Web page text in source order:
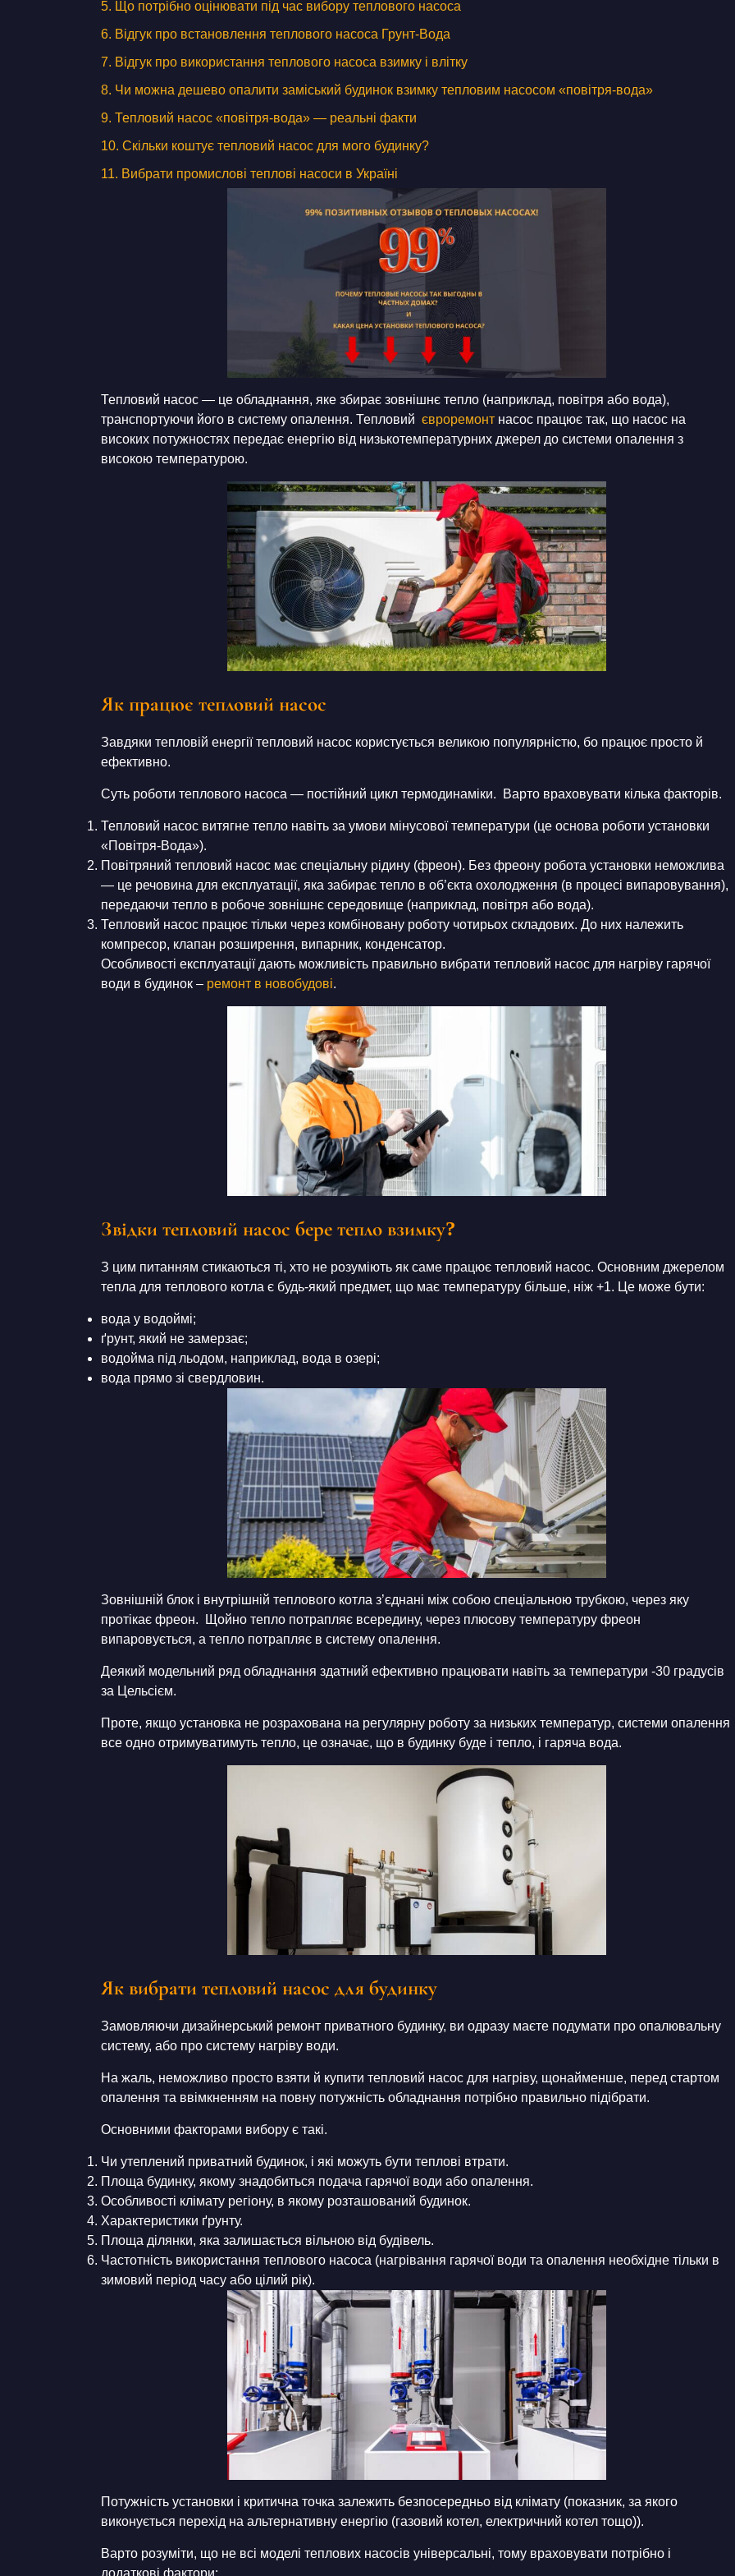
Дизайн коридору
5. Що потрібно оцінювати під час вибору теплового насоса
6. Відгук про встановлення теплового насоса Грунт-Вода
7. Відгук про використання теплового насоса взимку і влітку
8. Чи можна дешево опалити заміський будинок взимку тепловим насосом «повітря-вода»
9. Тепловий насос «повітря-вода» — реальні факти
10. Скільки коштує тепловий насос для мого будинку?
11. Вибрати промислові теплові насоси в Україні
Тепловий насос — це обладнання, яке збирає зовнішнє тепло (наприклад, повітря або вода),
транспортуючи його в систему опалення. Тепловий євроремонтнасос працює так, що насос на
високих потужностях передає енергію від низькотемпературних джерел до системи опалення з
високою температурою.
Як працює тепловий насос
Завдяки тепловій енергії тепловий насос користується великою популярністю, бо працює просто й
ефективно.
Суть роботи теплового насоса — постійний цикл термодинаміки. Варто враховувати кілька факторів.
Тепловий насос витягне тепло навіть за умови мінусової температури (це основа роботи установки
«Повітря-Вода»).
Повітряний тепловий насос має спеціальну рідину (фреон). Без фреону робота установки неможлива
— це речовина для експлуатації, яка забирає тепло в об’єкта охолодження (в процесі випаровування),
передаючи тепло в робоче зовнішнє середовище (наприклад, повітря або вода).
Тепловий насос працює тільки через комбіновану роботу чотирьох складових. До них належить
компресор, клапан розширення, випарник, конденсатор.
Особливості експлуатації дають можливість правильно вибрати тепловий насос для нагріву гарячої
води в будинок – ремонт в новобудові.
Звідки тепловий насос бере тепло взимку?
З цим питанням стикаються ті, хто не розуміють як саме працює тепловий насос. Основним джерелом
тепла для теплового котла є будь-який предмет, що має температуру більше, ніж +1. Це може бути:
вода у водоймі;
ґрунт, який не замерзає;
водойма під льодом, наприклад, вода в озері;
вода прямо зі свердловин.
Зовнішній блок і внутрішній теплового котла з’єднані між собою спеціальною трубкою, через яку
протікає фреон. Щойно тепло потрапляє всередину, через плюсову температуру фреон
випаровується, а тепло потрапляє в систему опалення.
Деякий модельний ряд обладнання здатний ефективно працювати навіть за температури -30 градусів
за Цельсієм.
Проте, якщо установка не розрахована на регулярну роботу за низьких температур, системи опалення
все одно отримуватимуть тепло, це означає, що в будинку буде і тепло, і гаряча вода.
Як вибрати тепловий насос для будинку
Замовляючи дизайнерський ремонт приватного будинку, ви одразу маєте подумати про опалювальну
систему, або про систему нагріву води.
На жаль, неможливо просто взяти й купити тепловий насос для нагріву, щонайменше, перед стартом
опалення та ввімкненням на повну потужність обладнання потрібно правильно підібрати.
Основними факторами вибору є такі.
Чи утеплений приватний будинок, і які можуть бути теплові втрати.
Площа будинку, якому знадобиться подача гарячої води або опалення.
Особливості клімату регіону, в якому розташований будинок.
Характеристики ґрунту.
Площа ділянки, яка залишається вільною від будівель.
Частотність використання теплового насоса (нагрівання гарячої води та опалення необхідне тільки в
зимовий період часу або цілий рік).
Потужність установки і критична точка залежить безпосередньо від клімату (показник, за якого
виконується перехід на альтернативну енергію (газовий котел, електричний котел тощо)).
Варто розуміти, що не всі моделі теплових насосів універсальні, тому враховувати потрібно і
додаткові фактори: